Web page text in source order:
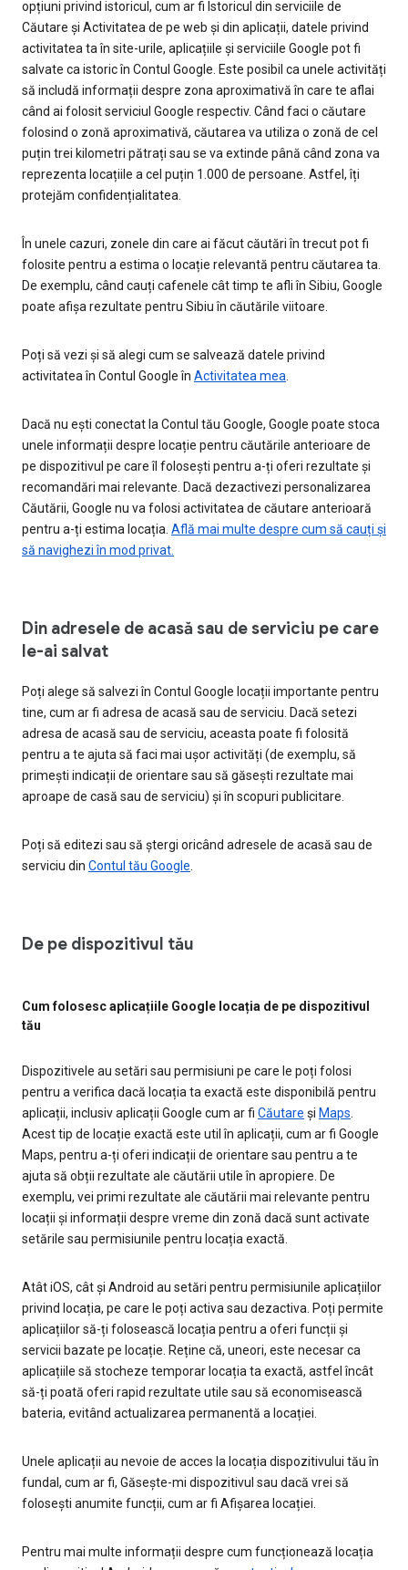
opțiuni privind istoricul, cum ar fi Istoricul din serviciile de
Căutare și Activitatea de pe web și din aplicații, datele privind
activitatea ta în site-urile, aplicațiile și serviciile Google pot fi
salvate ca istoric în Contul Google. Este posibil ca unele activități
să includă informații despre zona aproximativă în care te aflai
când ai folosit serviciul Google respectiv. Când faci o căutare
folosind o zonă aproximativă, căutarea va utiliza o zonă de cel
puțin trei kilometri pătrați sau se va extinde până când zona va
reprezenta locațiile a cel puțin 1.000 de persoane. Astfel, îți
protejăm confidențialitatea.
În unele cazuri, zonele din care ai făcut căutări în trecut pot fi
folosite pentru a estima o locație relevantă pentru căutarea ta.
De exemplu, când cauți cafenele cât timp te afli în Sibiu, Google
poate afișa rezultate pentru Sibiu în căutările viitoare.
Poți să vezi și să alegi cum se salvează datele privind
activitatea în Contul Google în Activitatea mea
Dacă nu ești conectat la Contul tău Google, Google poate stoca
unele informații despre locație pentru căutările anterioare de
pe dispozitivul pe care îl folosești pentru a-ți oferi rezultate și
recomandări mai relevante. Dacă dezactivezi personalizarea
Căutării, Google nu va folosi activitatea de căutare anterioară
pentru a-ți estima locația. Află mai multe despre cum să cauți și
să navighezi în mod privat.
Din adresele de acasă sau de serviciu pe care
le-ai salvat
Poți alege să salvezi în Contul Google locații importante pentru
tine, cum ar fi adresa de acasă sau de serviciu. Dacă setezi
adresa de acasă sau de serviciu, aceasta poate fi folosită
pentru a te ajuta să faci mai ușor activități (de exemplu, să
primești indicații de orientare sau să găsești rezultate mai
aproape de casă sau de serviciu) și în scopuri publicitare.
Poți să editezi sau să ștergi oricând adresele de acasă sau de
serviciu din Contul tău Google
De pe dispozitivul tău
Cum folosesc aplicațiile Google locația de pe dispozitivul
tău
Dispozitivele au setări sau permisiuni pe care le poți folosi
pentru a verifica dacă locația ta exactă este disponibilă pentru
aplicații, inclusiv aplicații Google cum ar fi Căutare și Maps.
Acest tip de locație exactă este util în aplicații, cum ar fi Google
Maps, pentru a-ți oferi indicații de orientare sau pentru a te
ajuta să obții rezultate ale căutării utile în apropiere. De
exemplu, vei primi rezultate ale căutării mai relevante pentru
locații și informații despre vreme din zonă dacă sunt activate
setările sau permisiunile pentru locația exactă.
Atât iOS, cât și Android au setări pentru permisiunile aplicațiilor
privind locația, pe care le poți activa sau dezactiva. Poți permite
aplicațiilor să-ți folosească locația pentru a oferi funcții și
servicii bazate pe locație. Reține că, uneori, este necesar ca
aplicațiile să stocheze temporar locația ta exactă, astfel încât
să-ți poată oferi rapid rezultate utile sau să economisească
bateria, evitând actualizarea permanentă a locației.
Unele aplicații au nevoie de acces la locația dispozitivului tău în
fundal, cum ar fi, Găsește-mi dispozitivul sau dacă vrei să
folosești anumite funcții, cum ar fi Afișarea locației.
Pentru mai multe informații despre cum funcționează locația